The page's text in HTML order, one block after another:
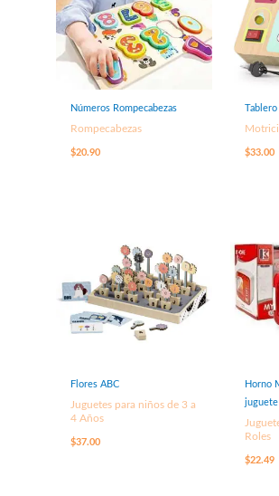
Números Rompecabezas
Rompecabezas
$20.90 $33.00
Flores ABC
Juguetes para niños de 3 a
4 Años
$37.00
Horno
juguete
Roles
$22.49